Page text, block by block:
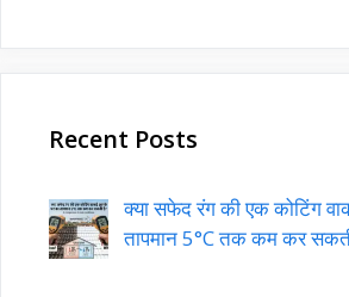
Recent Posts
क्या सफेद रंग की एक कोटिंग
तापमान 5°C तक कम कर